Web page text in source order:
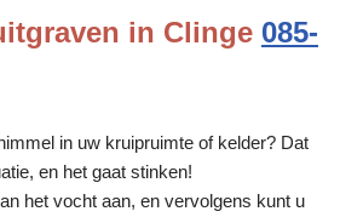
in Clinge 085-
in uw kruipruimte of kelder? Dat
en het gaat stinken!
het vocht aan, en vervolgens kunt u